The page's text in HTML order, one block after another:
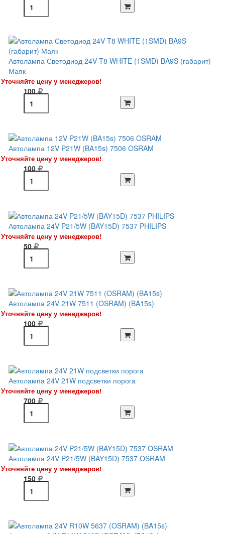
Автолампа Светодиод 24V T8 WHITE (1SMD) BA9S (габарит)
Маяк
Уточняйте цену у менеджеров!
100
Автолампа 12V P21W (BA15s) 7506 OSRAM
Уточняйте цену у менеджеров!
100
Автолампа 24V P21/5W (BAY15D) 7537 PHILIPS
Уточняйте цену у менеджеров!
50
Автолампа 24V 21W 7511 (OSRAM) (BA15s)
Уточняйте цену у менеджеров!
100
Автолампа 24V 21W подсветки порога
Уточняйте цену у менеджеров!
700
Автолампа 24V P21/5W (BAY15D) 7537 OSRAM
Уточняйте цену у менеджеров!
150